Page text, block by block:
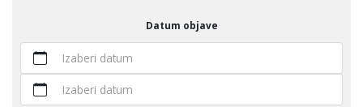
Datum objave
Izaberi datum
Izaberi datum